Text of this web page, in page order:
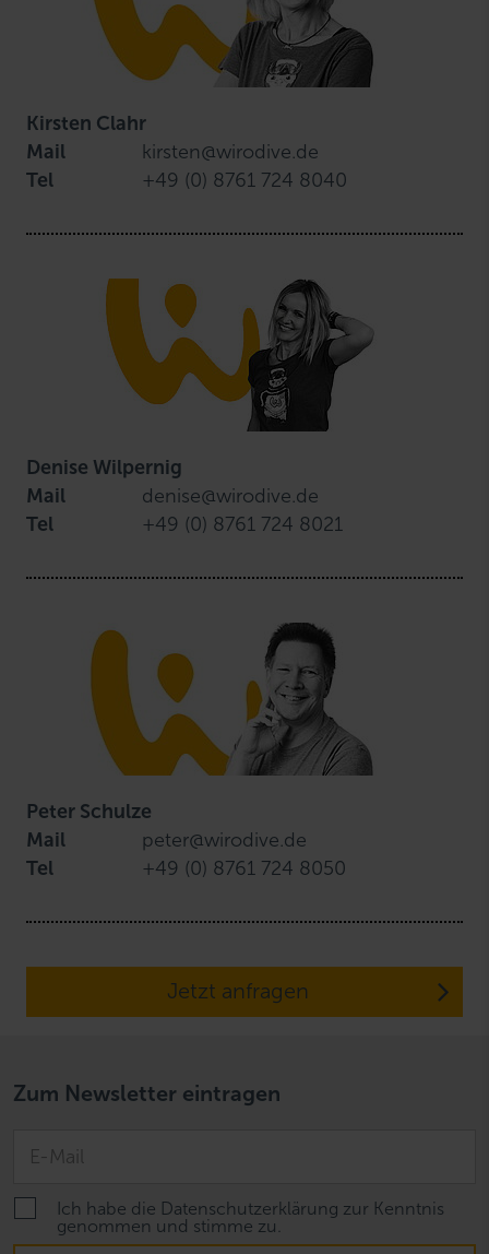
Kirsten Clahr
Mail
kirsten@wirodive.de
Tel
+49 (0) 8761 724 8040
Denise Wilpernig
Mail
denise@wirodive.de
Tel
+49 (0) 8761 724 8021
Peter Schulze
Mail
peter@wirodive.de
Tel
+49 (0) 8761 724 8050
Jetzt anfragen
Zum Newsletter eintragen
Ich habe die Datenschutzerklärung zur Kenntnis
genommen und stimme zu.